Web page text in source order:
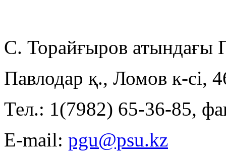
С. Торайғыров
Павлодар қ., Ломов к-сі,
Тел.: 1(7982) 65-36-85,
E-mail: pgu@psu.kz